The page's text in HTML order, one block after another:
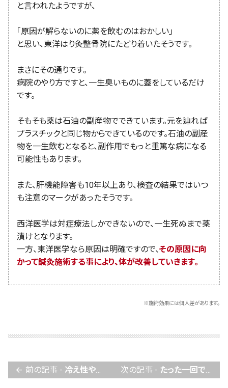
と言われたようですが、
「原因が解らないのに薬を飲むのはおかしい」
と思い、東洋はり灸整骨院にたどり着いたそうです。
まさにその通りです。
病院のやり方ですと、一生臭いものに蓋をしているだけ
です。
そもそも薬は石油の副産物でできています。元を辿れば
プラスチックと同じ物からできているのです。石油の副産
物を一生飲むとなると、副作用でもっと重篤な病になる
可能性もあります。
また、肝機能障害も10年以上あり、検査の結果ではいつ
も注意のマークがあったそうです。
西洋医学は対症療法しかできないので、一生死ぬまで薬
漬けとなります。
一方、東洋医学なら原因は明確ですので、その原因に向
かって鍼灸施術する事により、体が改善していきます。
※施術効果には個人差があります。
arrow_back 前の記事 - 冷え性や肩こり・腰痛も一発で良くなりました 次の記事 - たった一回でこれだけ痛みが取れるんだと驚いてます